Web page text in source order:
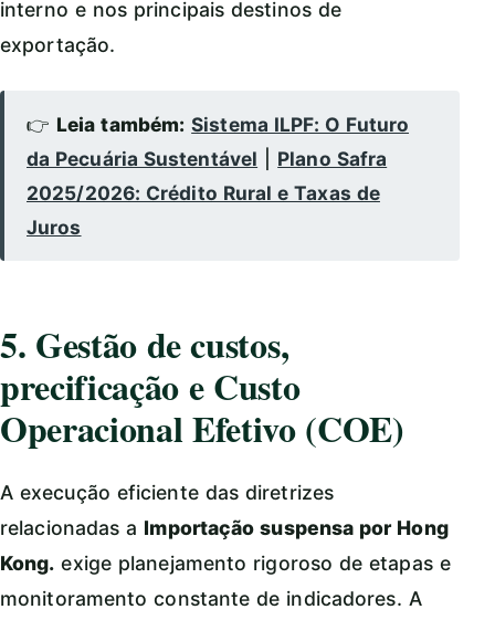
interno e nos principais destinos de
exportação.
👉 Leia também: Sistema ILPF: O Futuro
da Pecuária Sustentável
Plano Safra
2025/2026: Crédito Rural e Taxas de
Juros
5. Gestão de custos,
precificação e Custo
Operacional Efetivo (COE)
A execução eficiente das diretrizes
relacionadas a Importação suspensa por Hong
Kong. exige planejamento rigoroso de etapas e
monitoramento constante de indicadores. A